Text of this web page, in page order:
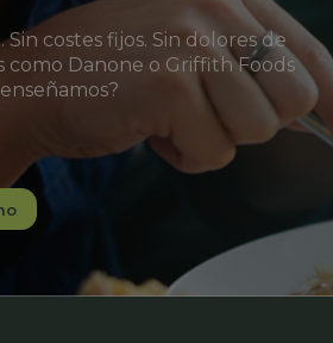
costes fijos. Sin dolores de
como Danone o Griffith Foods